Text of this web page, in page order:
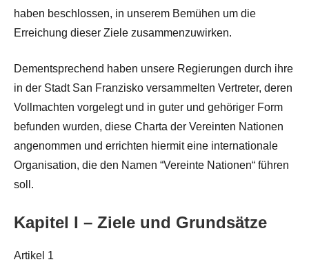
haben beschlossen, in unserem Bemühen um die
Erreichung dieser Ziele zusammenzuwirken.
Dementsprechend haben unsere Regierungen durch ihre
in der Stadt San Franzisko versammelten Vertreter, deren
Vollmachten vorgelegt und in guter und gehöriger Form
befunden wurden, diese Charta der Vereinten Nationen
angenommen und errichten hiermit eine internationale
Organisation, die den Namen “Vereinte Nationen“ führen
soll.
Kapitel I – Ziele und Grundsätze
Artikel 1